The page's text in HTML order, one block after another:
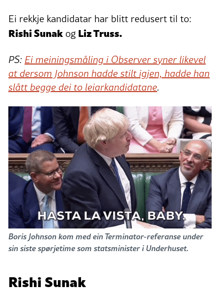
Ei rekkje kandidatar har blitt redusert til to:
Rishi Sunak og Liz Truss.
PS: Ei meiningsmåling i Observer syner likevel
at dersom Johnson hadde stilt igjen, hadde han
slått begge dei to leiarkandidatane.
Boris Johnson kom med ein Terminator-referanse under
sin siste spørjetime som statsminister i Underhuset.
Rishi Sunak